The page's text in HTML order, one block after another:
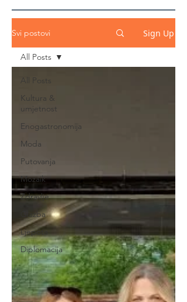
Svi postovi Sign Up
All Posts
Kultura &
umjetnost
Enogastronomija
Moda
Putovanja
Mozaik
Zdravlje
Glazba
Ljepota
Diplomacija
All Posts